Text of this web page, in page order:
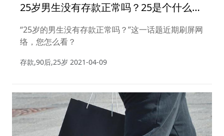
25岁男生没有存款正常吗？25是个什么
槛？
“25岁的男生没有存款正常吗？”这一话题近期刷屏网
络，您怎么看？
存款,90后,25岁 2021-04-09